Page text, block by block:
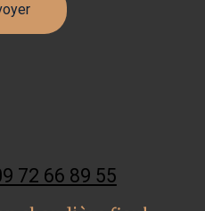
72 66 89 55